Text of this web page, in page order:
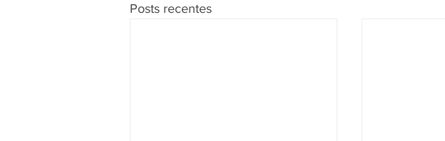
Posts recentes